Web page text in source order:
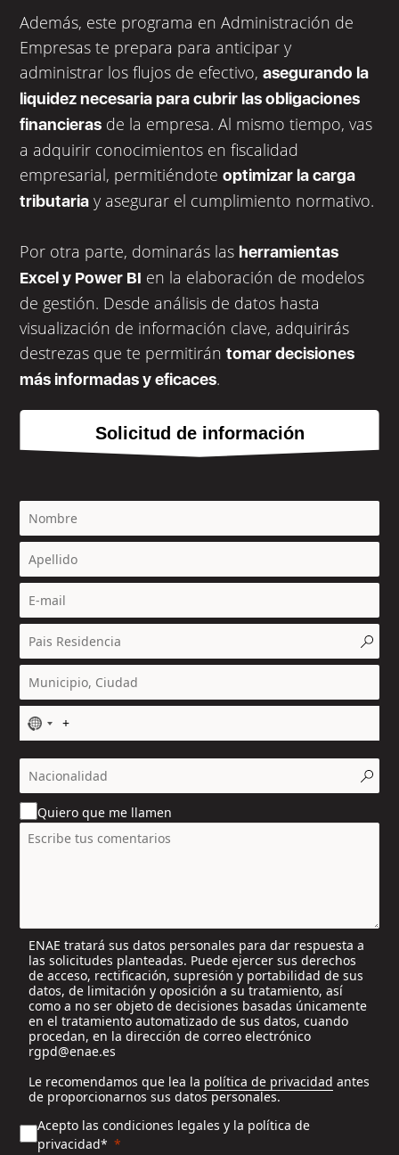
Además, este programa en Administración de
Empresas te prepara para anticipar y
administrar los flujos de efectivo,asegurando la
liquidez necesaria para cubrir las obligaciones
financieras de la empresa. Al mismo tiempo, vas
a adquirir conocimientos en fiscalidad
empresarial, permitiéndoteoptimizar la carga
tributaria y asegurar el cumplimiento normativo.
Por otra parte, dominarás las herramientas
Excel y Power BI en la elaboración de modelos
de gestión. Desde análisis de datos hasta
visualización de información clave, adquirirás
destrezas que te permitirántomar decisiones
más informadas y eficaces.
Solicitud de información
N
o
c
o
u
n
t
l
e
c
t
e
d
Quiero que me llamen
ENAE tratará sus datos personales para dar respuesta a
las solicitudes planteadas. Puede ejercer sus derechos
de acceso, rectificación, supresión y portabilidad de sus
datos, de limitación y oposición a su tratamiento, así
como a no ser objeto de decisiones basadas únicamente
en el tratamiento automatizado de sus datos, cuando
procedan, en la dirección de correo electrónico
rgpd@enae.es
Le recomendamos que lea la política de privacidad antes
de proporcionarnos sus datos personales.
Acepto las condiciones legales y la política de
privacidad*